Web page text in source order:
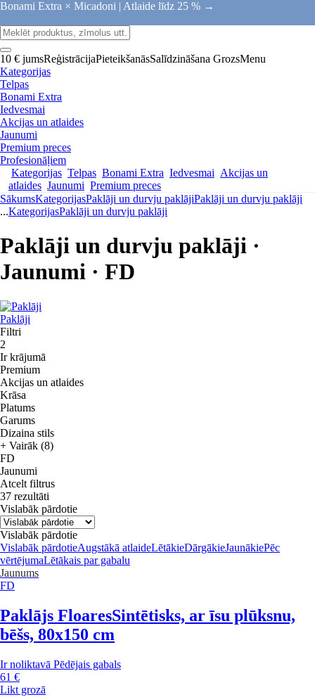
Bonami Extra × Micadoni | Atlaide līdz 25 % →
10 € jumsReģistrācijaPieteikšanāsSalīdzināšana GrozsMenu
Kategorijas
Telpas
Bonami Extra
Iedvesmai
Akcijas un atlaides
Jaunumi
Premium preces
Profesionāļiem
Kategorijas Telpas Bonami Extra Iedvesmai Akcijas un
atlaides Jaunumi Premium preces
SākumsKategorijasPaklāji un durvju paklājiPaklāji un durvju paklāji
...KategorijasPaklāji un durvju paklāji
Paklāji un durvju paklāji ·
Jaunumi · FD
Paklāji
Filtri
2
Ir krājumā
Premium
Akcijas un atlaides
Krāsa
Platums
Garums
Dizaina stils
+ Vairāk (8)
FD
Jaunumi
Atcelt filtrus
37 rezultāti
Vislabāk pārdotie
Vislabāk pārdotie
Vislabāk pārdotieAugstākā atlaideLētākieDārgākieJaunākiePēc
vērtējumaLētākais par gabalu
Jaunums
FD
Paklājs FloaresSintētisks, ar īsu plūksnu,
bēšs, 80x150 cm
Ir noliktavā Pēdējais gabals
61 €
Likt grozā